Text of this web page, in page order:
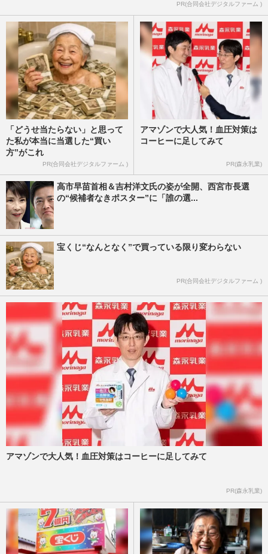
PR(合同会社デジタルファーム )
「どうせ当たらない」と思って
た私が本当に当選した“買い
方”がこれ
PR(合同会社デジタルファーム )
アマゾンで大人気！血圧対策は
コーヒーに足してみて
PR(森永乳業)
高市早苗首相＆吉村洋文氏の姿が全開、西宮市長選
の“候補者なきポスター”に「誰の選...
宝くじ“なんとなく”で買っている限り変わらない
PR(合同会社デジタルファーム )
アマゾンで大人気！血圧対策はコーヒーに足してみて
PR(森永乳業)